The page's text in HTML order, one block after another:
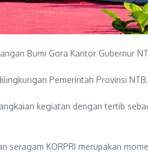
Bumi Gora Kantor Gubernur
Pemerintah Provinsi NTB.
kegiatan dengan tertib
seragam KORPRI merupakan